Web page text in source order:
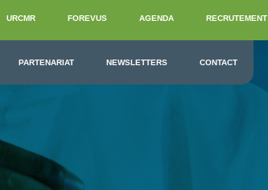
URCMR FOREVUS AGENDA RECRUTEMENT
PARTENARIAT NEWSLETTERS CONTACT